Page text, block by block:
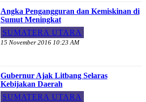
Angka Pengangguran dan Kemiskinan di
Sumut Meningkat
SUMATERA UTARA
15 November 2016 10:23 AM
Gubernur Ajak Litbang Selaras
Kebijakan Daerah
SUMATERA UTARA